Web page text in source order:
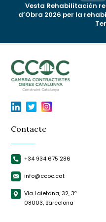
Vesta Rehabilitación
d’Obra 2026 per la
Contacte
+34 934 675 286
info@ccoc.cat
Via Laietana, 32, 3ª
08003, Barcelona